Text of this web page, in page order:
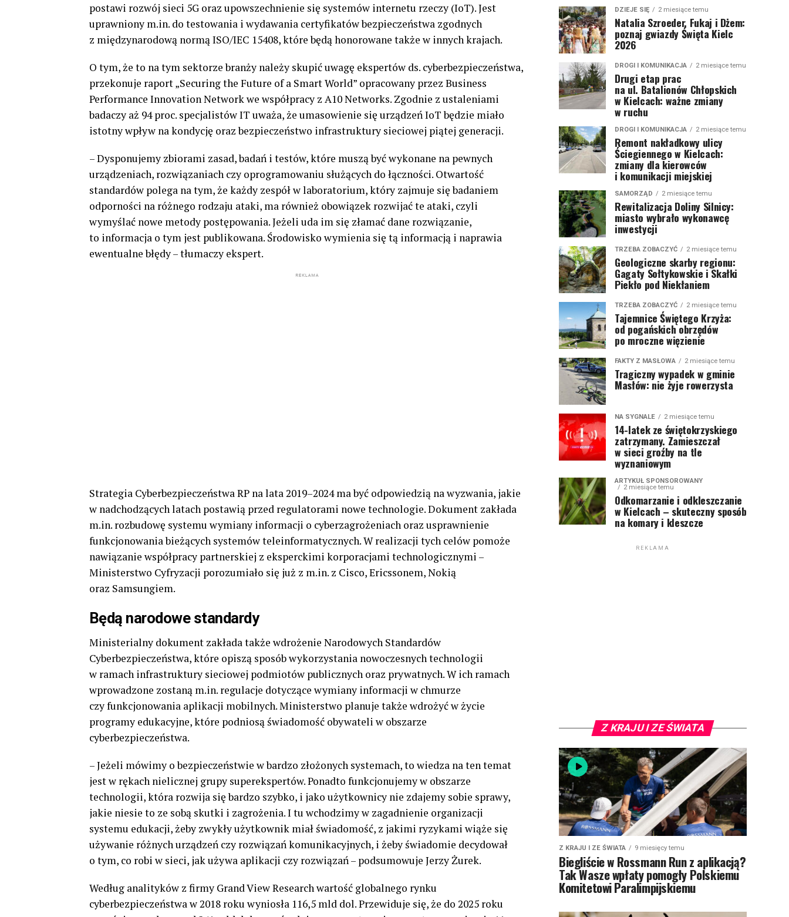
postawi rozwój sieci 5G oraz upowszechnienie się systemów internetu rzeczy (IoT). Jest
uprawniony m.in. do testowania i wydawania certyfikatów bezpieczeństwa zgodnych
z międzynarodową normą ISO/IEC 15408, które będą honorowane także w innych krajach.
O tym, że to na tym sektorze branży należy skupić uwagę ekspertów ds. cyberbezpieczeństwa,
przekonuje raport „Securing the Future of a Smart World” opracowany przez Business
Performance Innovation Network we współpracy z A10 Networks. Zgodnie z ustaleniami
badaczy aż 94 proc. specjalistów IT uważa, że umasowienie się urządzeń IoT będzie miało
istotny wpływ na kondycję oraz bezpieczeństwo infrastruktury sieciowej piątej generacji.
– Dysponujemy zbiorami zasad, badań i testów, które muszą być wykonane na pewnych
urządzeniach, rozwiązaniach czy oprogramowaniu służących do łączności. Otwartość
standardów polega na tym, że każdy zespół w laboratorium, który zajmuje się badaniem
odporności na różnego rodzaju ataki, ma również obowiązek rozwijać te ataki, czyli
wymyślać nowe metody postępowania. Jeżeli uda im się złamać dane rozwiązanie,
to informacja o tym jest publikowana. Środowisko wymienia się tą informacją i naprawia
ewentualne błędy – tłumaczy ekspert.
Strategia Cyberbezpieczeństwa RP na lata 2019–2024 ma być odpowiedzią na wyzwania, jakie
w nadchodzących latach postawią przed regulatorami nowe technologie. Dokument zakłada
m.in. rozbudowę systemu wymiany informacji o cyberzagrożeniach oraz usprawnienie
funkcjonowania bieżących systemów teleinformatycznych. W realizacji tych celów pomoże
nawiązanie współpracy partnerskiej z eksperckimi korporacjami technologicznymi –
Ministerstwo Cyfryzacji porozumiało się już z m.in. z Cisco, Ericssonem, Nokią
oraz Samsungiem.
Będą narodowe standardy
Ministerialny dokument zakłada także wdrożenie Narodowych Standardów
Cyberbezpieczeństwa, które opiszą sposób wykorzystania nowoczesnych technologii
w ramach infrastruktury sieciowej podmiotów publicznych oraz prywatnych. W ich ramach
wprowadzone zostaną m.in. regulacje dotyczące wymiany informacji w chmurze
czy funkcjonowania aplikacji mobilnych. Ministerstwo planuje także wdrożyć w życie
programy edukacyjne, które podniosą świadomość obywateli w obszarze
cyberbezpieczeństwa.
– Jeżeli mówimy o bezpieczeństwie w bardzo złożonych systemach, to wiedza na ten temat
jest w rękach nielicznej grupy superekspertów. Ponadto funkcjonujemy w obszarze
technologii, która rozwija się bardzo szybko, i jako użytkownicy nie zdajemy sobie sprawy,
jakie niesie to ze sobą skutki i zagrożenia. I tu wchodzimy w zagadnienie organizacji
systemu edukacji, żeby zwykły użytkownik miał świadomość, z jakimi ryzykami wiąże się
używanie różnych urządzeń czy rozwiązań komunikacyjnych, i żeby świadomie decydował
o tym, co robi w sieci, jak używa aplikacji czy rozwiązań – podsumowuje Jerzy Żurek.
Według analityków z firmy Grand View Research wartość globalnego rynku
cyberbezpieczeństwa w 2018 roku wyniosła 116,5 mld dol. Przewiduje się, że do 2025 roku
DZIEJE SIĘ 2 miesiące temu
Natalia Szroeder, Fukaj i Dżem:
poznaj gwiazdy Święta Kielc
2026
DROGI I KOMUNIKACJA 2 miesiące temu
Drugi etap prac
na ul. Batalionów Chłopskich
w Kielcach: ważne zmiany
w ruchu
DROGI I KOMUNIKACJA 2 miesiące temu
Remont nakładkowy ulicy
Ściegiennego w Kielcach:
zmiany dla kierowców
i komunikacji miejskiej
SAMORZĄD 2 miesiące temu
Rewitalizacja Doliny Silnicy:
miasto wybrało wykonawcę
inwestycji
TRZEBA ZOBACZYĆ 2 miesiące temu
Geologiczne skarby regionu:
Gagaty Sołtykowskie i Skałki
Piekło pod Niekłaniem
TRZEBA ZOBACZYĆ 2 miesiące temu
Tajemnice Świętego Krzyża:
od pogańskich obrzędów
po mroczne więzienie
FAKTY Z MASŁOWA 2 miesiące temu
Tragiczny wypadek w gminie
Masłów: nie żyje rowerzysta
NA SYGNALE 2 miesiące temu
14-latek ze świętokrzyskiego
zatrzymany. Zamieszczał
w sieci groźby na tle
wyznaniowym
ARTYKUŁ SPONSOROWANY
2 miesiące temu
Odkomarzanie i odkleszczanie
w Kielcach – skuteczny sposób
na komary i kleszcze
REKLAMA
Z KRAJU I ZE ŚWIATA
Z KRAJU I ZE ŚWIATA 9 miesięcy temu
Biegliście w Rossmann Run z aplikacją?
Tak Wasze wpłaty pomogły Polskiemu
Komitetowi Paralimpijskiemu